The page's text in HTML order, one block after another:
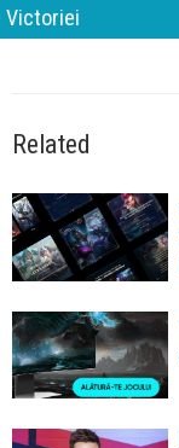
calitate
Related